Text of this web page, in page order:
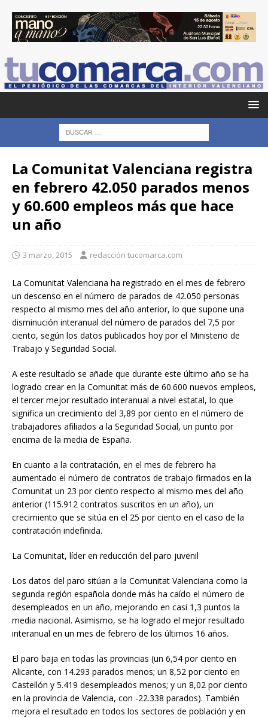
La Comunitat Valenciana registra
en febrero 42.050 parados menos
y 60.600 empleos más que hace
un año
3 marzo, 2015 redacción tucomarca.com
La Comunitat Valenciana ha registrado en el mes de febrero
un descenso en el número de parados de 42.050 personas
respecto al mismo mes del año anterior, lo que supone una
disminución interanual del número de parados del 7,5 por
ciento, según los datos publicados hoy por el Ministerio de
Trabajo y Seguridad Social.
A este resultado se añade que durante este último año se ha
logrado crear en la Comunitat más de 60.600 nuevos empleos,
el tercer mejor resultado interanual a nivel estatal, lo que
significa un crecimiento del 3,89 por ciento en el número de
trabajadores afiliados a la Seguridad Social, un punto por
encima de la media de España.
En cuanto a la contratación, en el mes de febrero ha
aumentado el número de contratos de trabajo firmados en la
Comunitat un 23 por ciento respecto al mismo mes del año
anterior (115.912 contratos suscritos en un año), un
crecimiento que se sitúa en el 25 por ciento en el caso de la
contratación indefinida.
La Comunitat, líder en reducción del paro juvenil
Los datos del paro sitúan a la Comunitat Valenciana como la
segunda región española donde más ha caído el número de
desempleados en un año, mejorando en casi 1,3 puntos la
media nacional. Asimismo, se ha logrado el mejor resultado
interanual en un mes de febrero de los últimos 16 años.
El paro baja en todas las provincias (un 6,54 por ciento en
Alicante, con 14.293 parados menos; un 8,52 por ciento en
Castellón y 5.419 desempleados menos; y un 8,02 por ciento
en la provincia de Valencia, con -22.338 parados). También
mejora el resultado en todos los sectores de población y en